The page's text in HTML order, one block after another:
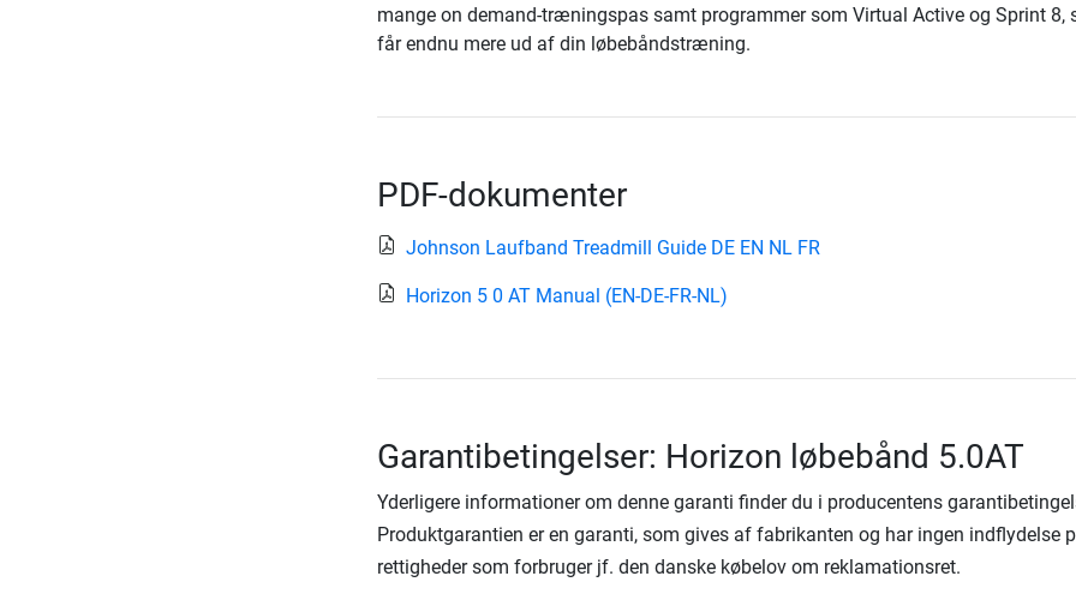
mange on demand-træningspas samt programmer som Virtual Active og Sprint 8,
får endnu mere ud af din løbebåndstræning.
PDF-dokumenter
Johnson Laufband Treadmill Guide DE EN NL FR
Horizon 5 0 AT Manual (EN-DE-FR-NL)
Garantibetingelser: Horizon løbebånd 5.0AT
Yderligere informationer om denne garanti finder du i producentens
Produktgarantien er en garanti, som gives af fabrikanten og har ingen indflydelse
rettigheder som forbruger jf. den danske købelov om reklamationsret.